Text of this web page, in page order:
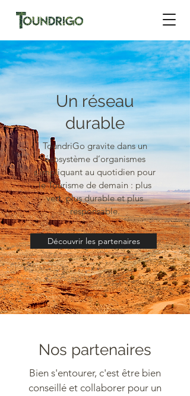
Un réseau
durable
ToundriGo gravite dans un
écosystème d’organismes
s’impliquant au quotidien pour
le Tourisme de demain : plus
vert, plus durable et plus
responsable.
Découvrir les partenaires
Nos partenaires
Bien s'entourer, c'est être bien
conseillé et collaborer pour un